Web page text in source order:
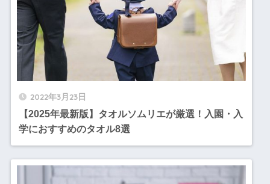
2022年3月23日
【2025年最新版】タオルソムリエが厳選！入園・入
学におすすめのタオル8選